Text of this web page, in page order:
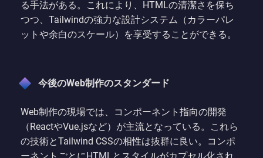
る手法がある。これにより、HTMLの清潔さを保ち
つつ、Tailwindの強力な設計システム（カラーパレ
ットや余白のスケール）を享受することができる。
今後のWeb制作のスタンダード
Web制作の現場では、コンポーネント指向の開発
（ReactやVue.jsなど）が主流となっている。これら
の技術とTailwind CSSの相性は抜群に良い。コンポ
ーネントごとにHTMLとスタイルがカプセル化され